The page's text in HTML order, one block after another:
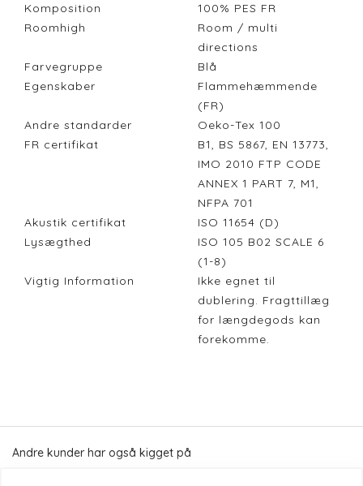
Komposition
100% PES FR
Roomhigh
Room / multi
directions
Farvegruppe
Blå
Egenskaber
Flammehæmmende
(FR)
Andre standarder
Oeko-Tex 100
FR certifikat
B1, BS 5867, EN 13773,
IMO 2010 FTP CODE
ANNEX 1 PART 7, M1,
NFPA 701
Akustik certifikat
ISO 11654 (D)
Lysægthed
ISO 105 B02 SCALE 6
(1-8)
Vigtig Information
Ikke egnet til
dublering. Fragttillæg
for længdegods kan
forekomme.
Andre kunder har også kigget på